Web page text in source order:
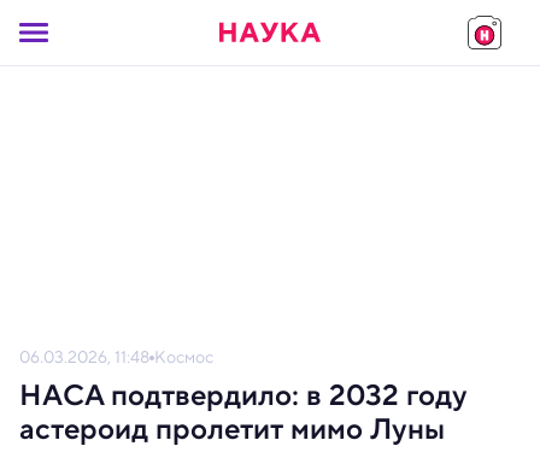
06.03.2026, 11:48 Космос
НАСА подтвердило: в 2032 году
астероид пролетит мимо Луны